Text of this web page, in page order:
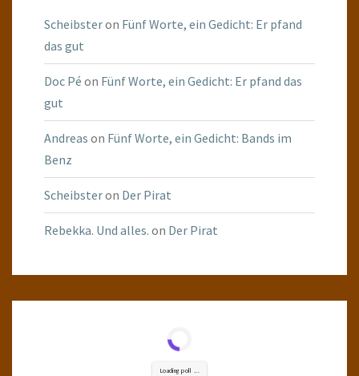
Scheibsteron Fünf Worte, ein Gedicht: Er pfand
das gut
Doc Pé on Fünf Worte, ein Gedicht: Er pfand das
gut
Andreas on Fünf Worte, ein Gedicht: Bands im
Benz
Scheibsteron Der Pirat
Rebekka. Und alles. on Der Pirat
Loading poll ...